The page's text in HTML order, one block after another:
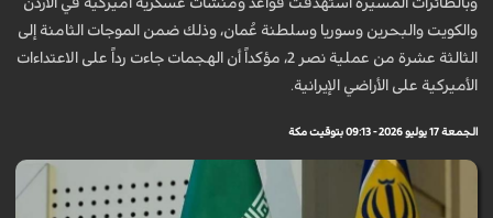
والكويت والبحرين وسوريا وسلطنة عُمان، وذلك ضمن الموجات الثامنة إلى
الثالثة عشرة من عملية نصر 2، مؤكداً أن الهجمات جاءت رداً على الاعتداءات
الأميركية على الأراضي الإيرانية.
الجمعة 17 يوليو 2026 - 09:13 بتوقيت مكة